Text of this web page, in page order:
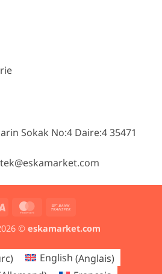
Sokak No:4 Daire:4 35471
Visa MasterCard
© eskamarket.com
) English (Anglais)